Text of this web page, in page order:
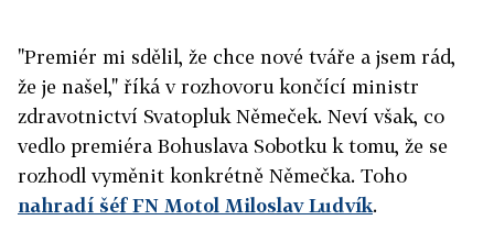
"Premiér mi sdělil, že chce nové tváře a jsem rád,
že je našel," říká v rozhovoru končící ministr
zdravotnictví Svatopluk Němeček. Neví však, co
vedlo premiéra Bohuslava Sobotku k tomu, že se
rozhodl vyměnit konkrétně Němečka. Toho
nahradí šéf FN Motol Miloslav Ludvík.